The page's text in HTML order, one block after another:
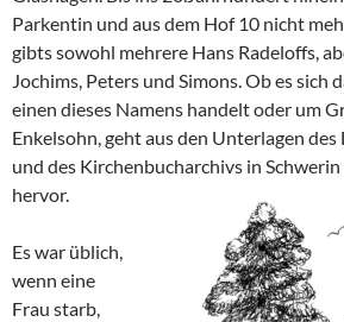
Parkentin und aus dem Hof 10 nicht
gibts sowohl mehrere Hans Radeloffs,
Jochims, Peters und Simons. Ob es sich
einen dieses Namens handelt oder um
Enkelsohn, geht aus den Unterlagen
und des Kirchenbucharchivs in
hervor.
Es war üblich,
wenn eine
Frau starb,